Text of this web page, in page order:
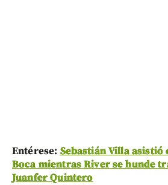
Entérese: Sebastián Villa asistió
Boca mientras River se hunde
Juanfer Quintero